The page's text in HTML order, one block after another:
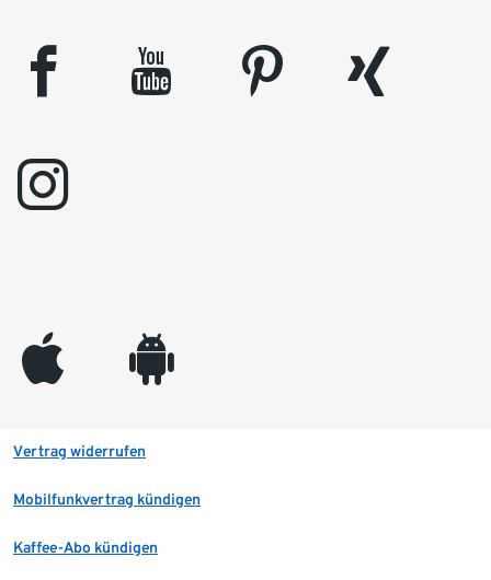
facebook youtube pinterest
xing
instagram
appleinc android
Vertrag widerrufen
Mobilfunkvertrag kündigen
Kaffee-Abo kündigen